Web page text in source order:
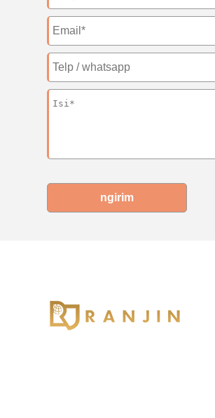
ngirim